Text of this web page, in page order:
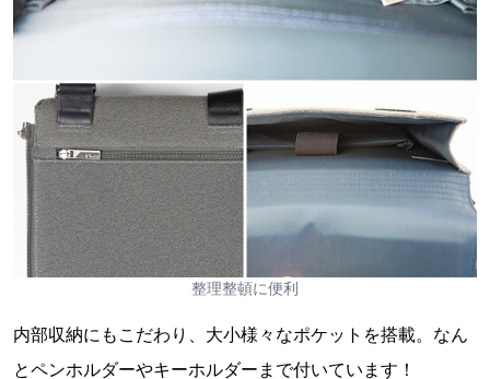
整理整頓に便利
内部収納にもこだわり、大小様々なポケットを搭載。なん
とペンホルダーやキーホルダーまで付いています！